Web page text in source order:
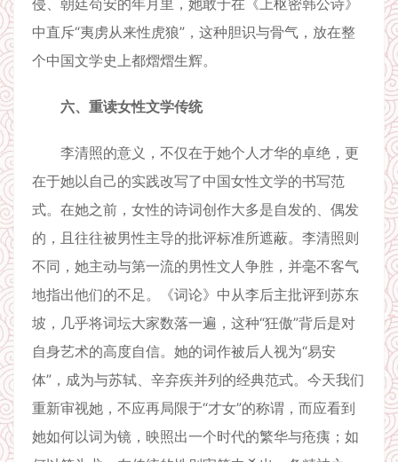
侵、朝廷苟安的年月里，她敢于在《上枢密韩公诗》
中直斥“夷虏从来性虎狼”，这种胆识与骨气，放在整
个中国文学史上都熠熠生辉。
六、重读女性文学传统
李清照的意义，不仅在于她个人才华的卓绝，更
在于她以自己的实践改写了中国女性文学的书写范
式。在她之前，女性的诗词创作大多是自发的、偶发
的，且往往被男性主导的批评标准所遮蔽。李清照则
不同，她主动与第一流的男性文人争胜，并毫不客气
地指出他们的不足。《词论》中从李后主批评到苏东
坡，几乎将词坛大家数落一遍，这种“狂傲”背后是对
自身艺术的高度自信。她的词作被后人视为“易安
体”，成为与苏轼、辛弃疾并列的经典范式。今天我们
重新审视她，不应再局限于“才女”的称谓，而应看到
她如何以词为镜，映照出一个时代的繁华与疮痍；如